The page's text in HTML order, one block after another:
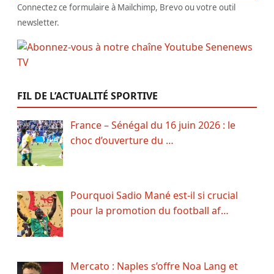
Connectez ce formulaire à Mailchimp, Brevo ou votre outil
newsletter.
FIL DE L’ACTUALITÉ SPORTIVE
France – Sénégal du 16 juin 2026 : le
choc d’ouverture du …
Pourquoi Sadio Mané est-il si crucial
pour la promotion du football af…
Mercato : Naples s’offre Noa Lang et